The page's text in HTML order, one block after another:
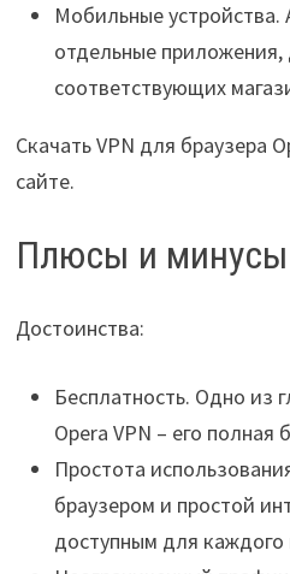
Мобильные устройства.
отдельные приложения,
соответствующих
Скачать VPN для браузера
сайте.
Плюсы и минусы
Достоинства:
Бесплатность. Одно из
Opera VPN – его полная
Простота
браузером и простой
доступным для каждого